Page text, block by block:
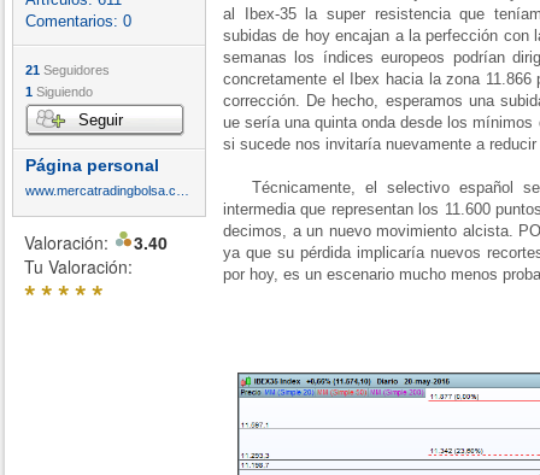
Comentarios: 0
21 Seguidores
1 Siguiendo
Seguir
Página personal
Valoración:
3.40
Tu Valoración:
*****
al Ibex-35 la super resistencia que
subidas de hoy encajan a la perfección con
semanas los índices europeos podrían
concretamente el Ibex hacia la zona
corrección. De hecho, esperamos una
ue sería una quinta onda desde los
si sucede nos invitaría nuevamente a
Técnicamente, el selectivo español
intermedia que representan los 11.600
decimos, a un nuevo movimiento alcista.
ya que su pérdida implicaría nuevos
por hoy, es un escenario mucho menos